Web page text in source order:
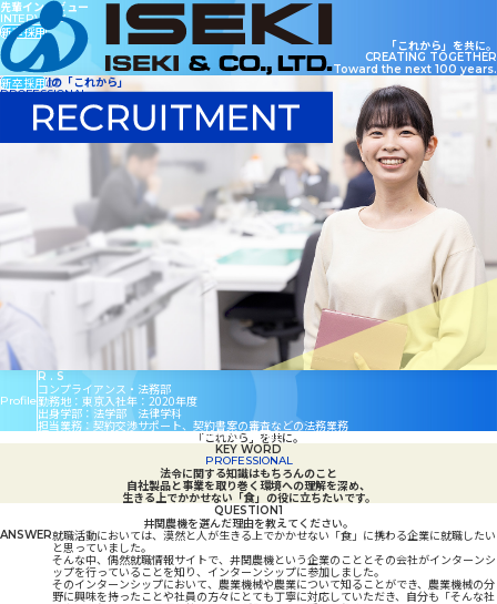
先輩インタビュー
INTERVIEW
新卒採用
「これから」を共に。
CREATING TOGETHER
Toward the next 100 years.
私とISEKIの「これから」
PROFESSIONAL
コンプライアンス・法務部
新卒採用07
Profile
R . S
コンプライアンス・法務部
勤務地：東京入社年：2020年度
出身学部：法学部 法律学科
担当業務：契約交渉サポート、契約書案の審査などの法務業務
CREATING TOGETHER
「これから」を共に。
KEY WORD
PROFESSIONAL
法令に関する知識はもちろんのこと
自社製品と事業を取り巻く環境への理解を深め、
生きる上でかかせない「食」の役に立ちたいです。
QUESTION1
井関農機を選んだ理由を教えてください。
ANSWER就職活動においては、漠然と人が生きる上でかかせない「食」に携わる企業に就職したい
と思っていました。
そんな中、偶然就職情報サイトで、井関農機という企業のこととその会社がインターンシ
ップを行っていることを知り、インターンシップに参加しました。
そのインターンシップにおいて、農業機械や農業について知ることができ、農業機械の分
野に興味を持ったことや社員の方々にとても丁寧に対応していただき、自分も「そんな社